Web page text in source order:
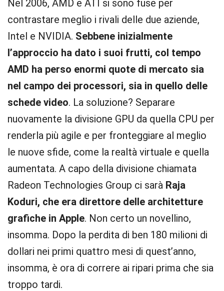
Nel 2006, AMD e ATI si sono fuse per
contrastare meglio i rivali delle due aziende,
Intel e NVIDIA. Sebbene inizialmente
l’approccio ha dato i suoi frutti, col tempo
AMD ha perso enormi quote di mercato sia
nel campo dei processori, sia in quello delle
schede video. La soluzione? Separare
nuovamente la divisione GPU da quella CPU per
renderla più agile e per fronteggiare al meglio
le nuove sfide, come la realtà virtuale e quella
aumentata. A capo della divisione chiamata
Radeon Technologies Group ci sarà Raja
Koduri, che era direttore delle architetture
grafiche in Apple. Non certo un novellino,
insomma. Dopo la perdita di ben 180 milioni di
dollari nei primi quattro mesi di quest’anno,
insomma, è ora di correre ai ripari prima che sia
troppo tardi.